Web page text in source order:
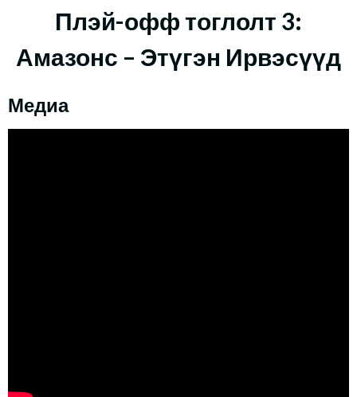
Плэй-офф тоглолт 3:
Амазонс – Этүгэн Ирвэсүүд
Медиа